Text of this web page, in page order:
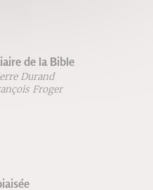
de la Bible
Durand
Froger